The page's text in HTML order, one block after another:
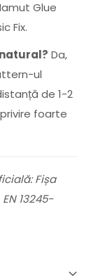
Glue
Fix.
Da,
ul
de 1-2
foarte
Fișa
13245-